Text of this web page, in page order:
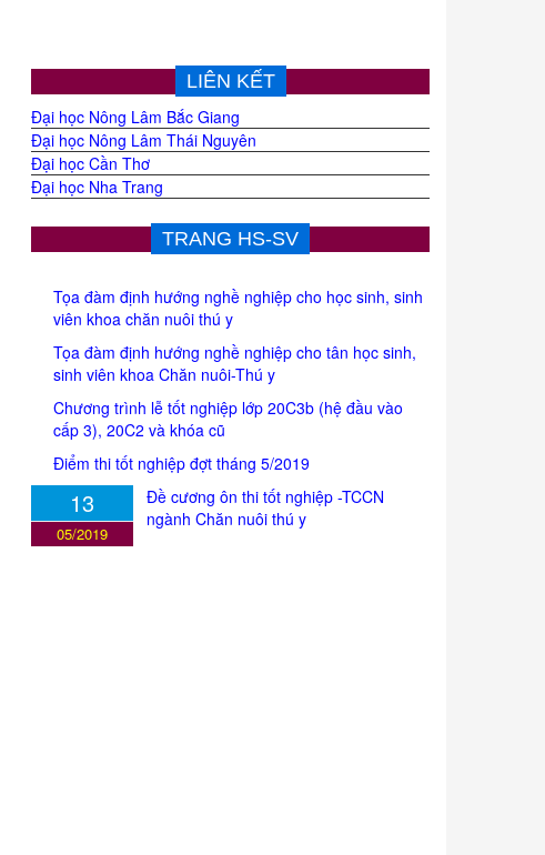
LIÊN KẾT
Đại học Nông Lâm Bắc Giang
Đại học Nông Lâm Thái Nguyên
Đại học Cần Thơ
Đại học Nha Trang
TRANG HS-SV
Tọa đàm định hướng nghề nghiệp cho học sinh, sinh
viên khoa chăn nuôi thú y
Tọa đàm định hướng nghề nghiệp cho tân học sinh,
sinh viên khoa Chăn nuôi-Thú y
Chương trình lễ tốt nghiệp lớp 20C3b (hệ đầu vào
cấp 3), 20C2 và khóa cũ
Điểm thi tốt nghiệp đợt tháng 5/2019
13
05/2019
Đề cương ôn thi tốt nghiệp -TCCN
ngành Chăn nuôi thú y